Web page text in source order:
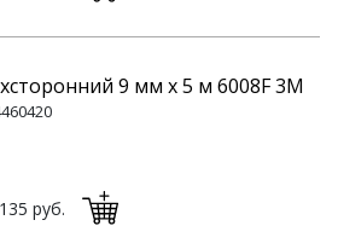
9 мм x 5 м 6008F 3M
135 руб.